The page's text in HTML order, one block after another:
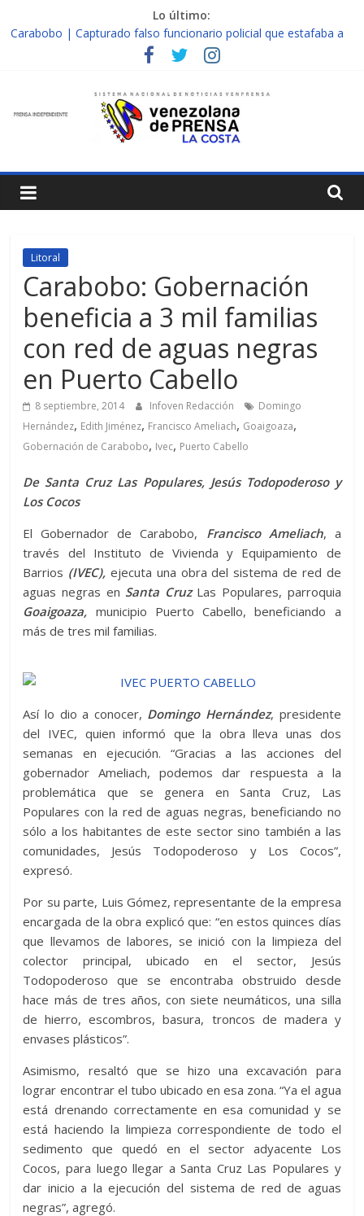
Lo último:
Carabobo | Capturado falso funcionario policial que estafaba a
ciudadanos en Puerto cabello
Falcón | Por contaminación sonora retienen una moto en
Nueva Esparta | Padre abusó de su hija adolescente en
complicidad de la madre y la abuela
Falcón | Localizan muerta a una mujer en edificio abandonado
Nueva Esparta | Wingo iniciará vuelos directos entre Colombia y
Margarita el 27 de junio
Venprensa
Costa
Historia,
No
Cambiamos
Litoral
Carabobo: Gobernación
beneficia a 3 mil familias
con red de aguas negras
en Puerto Cabello
8 septiembre, 2014 Infoven Redacción
Domingo
Hernández, Edith Jiménez, Francisco Ameliach, Goaigoaza,
Gobernación de Carabobo, Ivec, Puerto Cabello
De Santa Cruz Las Populares, Jesús Todopoderoso y
Los Cocos
El Gobernador de Carabobo, Francisco Ameliach, a
través del Instituto de Vivienda y Equipamiento de
Barrios (IVEC), ejecuta una obra del sistema de red de
aguas negras en Santa Cruz Las Populares, parroquia
Goaigoaza, municipio Puerto Cabello, beneficiando a
más de tres mil familias.
Así lo dio a conocer, Domingo Hernández, presidente
del IVEC, quien informó que la obra lleva unas dos
semanas en ejecución. “Gracias a las acciones del
gobernador Ameliach, podemos dar respuesta a la
problemática que se genera en Santa Cruz, Las
Populares con la red de aguas negras, beneficiando no
sólo a los habitantes de este sector sino también a las
comunidades, Jesús Todopoderoso y Los Cocos”,
expresó.
Por su parte, Luis Gómez, representante de la empresa
encargada de la obra explicó que: “en estos quinces días
que llevamos de labores, se inició con la limpieza del
colector principal, ubicado en el sector, Jesús
Todopoderoso que se encontraba obstruido desde
hace más de tres años, con siete neumáticos, una silla
de hierro, escombros, basura, troncos de madera y
envases plásticos”.
Asimismo, resaltó que se hizo una excavación para
lograr encontrar el tubo ubicado en esa zona. “Ya el agua
está drenando correctamente en esa comunidad y se
está haciendo la limpieza correspondiente de todo el
sedimento que quedó en el sector adyacente Los
Cocos, para luego llegar a Santa Cruz Las Populares y
dar inicio a la ejecución del sistema de red de aguas
negras”, agregó.